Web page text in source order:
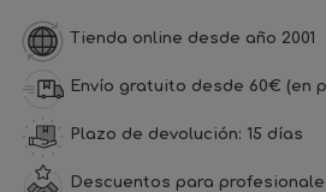
Tienda online desde año 2001
Envío gratuito desde 60€ (en
Plazo de devolución: 15 días
Descuentos para